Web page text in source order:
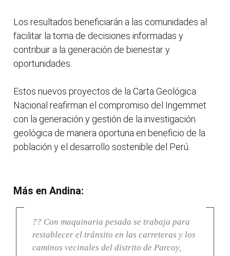
Los resultados beneficiarán a las comunidades al
facilitar la toma de decisiones informadas y
contribuir a la generación de bienestar y
oportunidades.
Estos nuevos proyectos de la Carta Geológica
Nacional reafirman el compromiso del Ingemmet
con la generación y gestión de la investigación
geológica de manera oportuna en beneficio de la
población y el desarrollo sostenible del Perú.
Más en Andina:
?? Con maquinaria pesada se trabaja para
restablecer el tránsito en las carreteras y los
caminos vecinales del distrito de Parcoy,